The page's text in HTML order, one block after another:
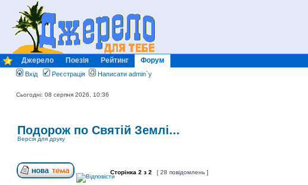
Джерело Поезія Рейтинг Форум
Вхід Реєстрація Написати admin`у
Сьогодні: 08 серпня 2026, 10:36
Подорож по Святій Землі...
Версія для друку
Сторінка 2 з 2 [ 28 повідомлень ]